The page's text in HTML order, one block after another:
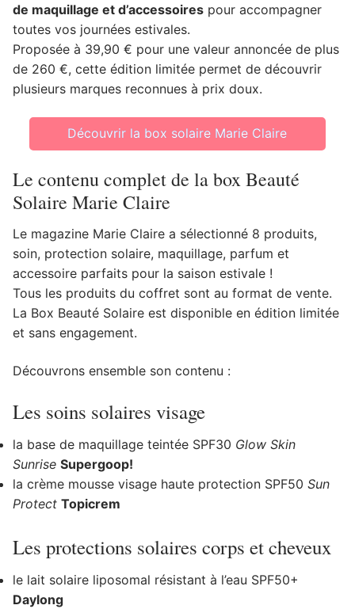
de maquillage et d’accessoires pour accompagner
toutes vos journées estivales.
Proposée à 39,90 € pour une valeur annoncée de plus
de 260 €, cette édition limitée permet de découvrir
plusieurs marques reconnues à prix doux.
Découvrir la box solaire Marie Claire
Le contenu complet de la box Beauté
Solaire Marie Claire
Le magazine Marie Claire a sélectionné 8 produits,
soin, protection solaire, maquillage, parfum et
accessoire parfaits pour la saison estivale !
Tous les produits du coffret sont au format de vente.
La Box Beauté Solaire est disponible en édition limitée
et sans engagement.
Découvrons ensemble son contenu :
Les soins solaires visage
la base de maquillage teintée SPF30 Glow Skin
Sunrise Supergoop!
la crème mousse visage haute protection SPF50 Sun
Protect Topicrem
Les protections solaires corps et cheveux
le lait solaire liposomal résistant à l’eau SPF50+
Daylong